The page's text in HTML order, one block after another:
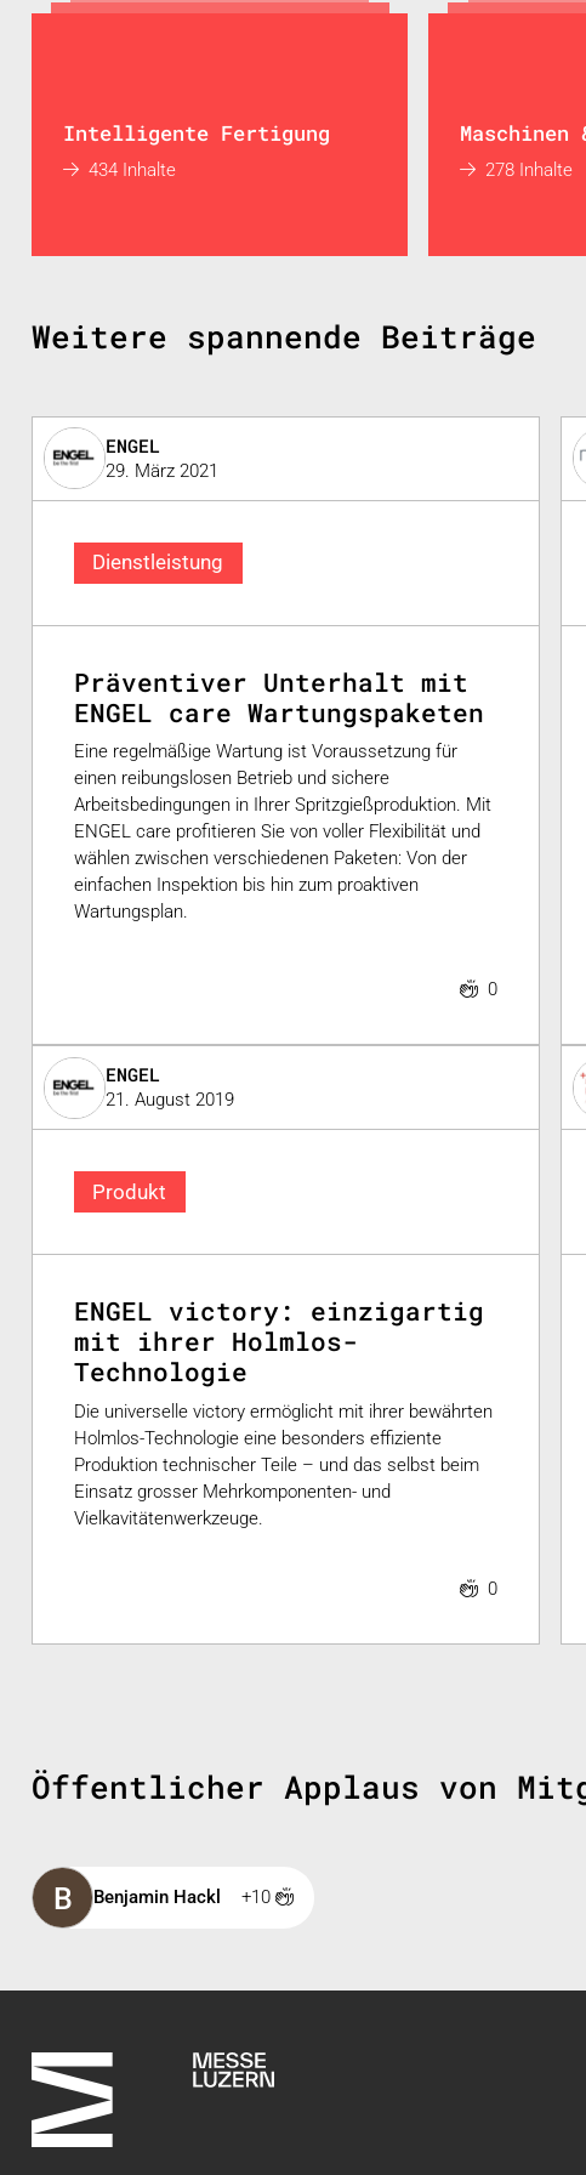
Intelligente Fertigung
434 Inhalte
Maschinen
278 Inhalte
Weitere spannende Beiträge
ENGEL
29. März 2021
Dienstleistung
Präventiver Unterhalt mit
ENGEL care Wartungspaketen
Eine regelmäßige Wartung ist Voraussetzung für
einen reibungslosen Betrieb und sichere
Arbeitsbedingungen in Ihrer Spritzgießproduktion. Mit
ENGEL care profitieren Sie von voller Flexibilität und
wählen zwischen verschiedenen Paketen: Von der
einfachen Inspektion bis hin zum proaktiven
Wartungsplan.
0
ENGEL
21. August 2019
Produkt
ENGEL victory: einzigartig
mit ihrer Holmlos-
Technologie
Die universelle victory ermöglicht mit ihrer bewährten
Holmlos-Technologie eine besonders effiziente
Produktion technischer Teile – und das selbst beim
Einsatz grosser Mehrkomponenten- und
Vielkavitätenwerkzeuge.
0
Öffentlicher Applaus von
B Benjamin Hackl +10